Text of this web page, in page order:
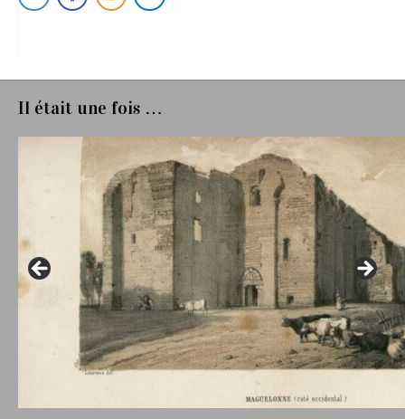
Il était une fois …